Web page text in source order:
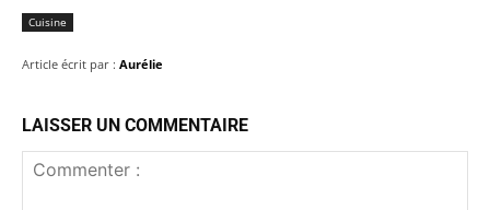
Cuisine
Article écrit par : Aurélie
LAISSER UN COMMENTAIRE